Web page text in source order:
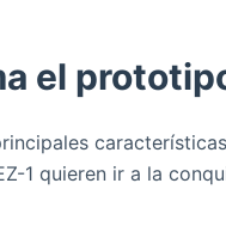
el
1 quieren ir a la